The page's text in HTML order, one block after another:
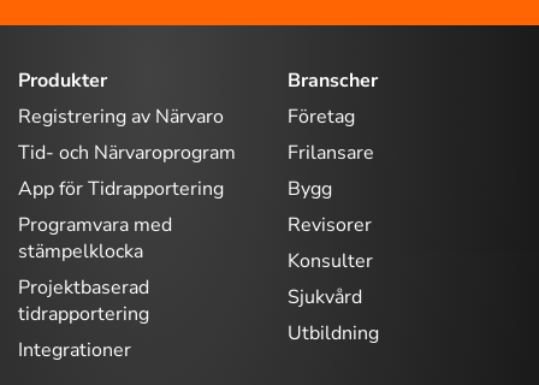
Produkter
Registrering av Närvaro
Tid- och Närvaroprogram
App för Tidrapportering
Programvara med
stämpelklocka
Projektbaserad
tidrapportering
Integrationer
Branscher
Företag
Frilansare
Bygg
Revisorer
Konsulter
Sjukvård
Utbildning